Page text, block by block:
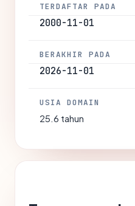
TERDAFTAR PADA
2000-11-01
BERAKHIR PADA
2026-11-01
USIA DOMAIN
25.6 tahun